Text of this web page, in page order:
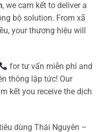
, we cam kết to deliver a
bộ solution. From xã
your thương hiệu will
for tư vấn miễn phí and
thông lập tức! Our
kết you receive the dịch
dùng Thái Nguyên –